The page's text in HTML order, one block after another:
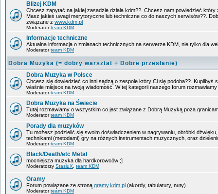
Bliżej KDM
Chcesz zapytać na jakiej zasadzie działa kdm??. Chcesz nam powiedzieć
Masz jakieś uwagi merytoryczne lub techniczne co do naszych serwisów??.
związane z www.kdm.pl
Moderatorteam KDM
Informacje techniczne
Aktualna informacja o zmianach technicznych na serwerze KDM, nie tylko dla
Moderatorteam KDM
Dobra Muzyka (= dobry warsztat + Dobre przesłanie)
Dobra Muzyka w Polsce
Chcesz się dowiedzieć co inni sądzą o zespole który Ci się podoba??. Kupiłbyś
właśnie miejsce na twoją wiadomość. W tej kategorii naszego forum
Moderatorteam KDM
Dobra Muzyka na Świecie
Tutaj rozmawiamy o wszystkim co jest związane z Dobrą Muzyką poza
Moderatorteam KDM
Porady dla muzyków
Tu możesz podzielić się swoim doświadczeniem w nagrywaniu, obróbki
technikami (metodami) gry na różnych instrumentach muzycznych, oraz
Moderatorteam KDM
Black/Death/etc Metal
mocniejsza muzyka dla hardkorowców ;]
Moderatorzy StasiuX team KDM
Gramy
Forum powiązane ze stroną gramy.kdm.pl (akordy, tabulatury, nuty)
Moderatorteam KDM